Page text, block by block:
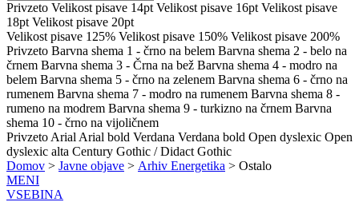
Privzeto Velikost pisave 14pt Velikost pisave 16pt Velikost pisave
18pt Velikost pisave 20pt
Velikost pisave 125% Velikost pisave 150% Velikost pisave 200%
Privzeto Barvna shema 1 - črno na belem Barvna shema 2 - belo na
črnem Barvna shema 3 - Črna na bež Barvna shema 4 - modro na
belem Barvna shema 5 - črno na zelenem Barvna shema 6 - črno na
rumenem Barvna shema 7 - modro na rumenem Barvna shema 8 -
rumeno na modrem Barvna shema 9 - turkizno na črnem Barvna
shema 10 - črno na vijoličnem
Privzeto Arial Arial bold Verdana Verdana bold Open dyslexic Open
dyslexic alta Century Gothic / Didact Gothic
Domov > Javne objave > Arhiv Energetika > Ostalo
MENI
VSEBINA